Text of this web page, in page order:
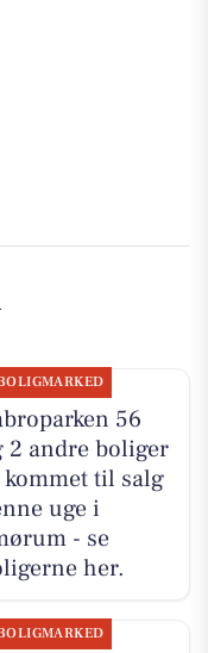
56
2 andre boliger
kommet til salg
uge i
- se
her.